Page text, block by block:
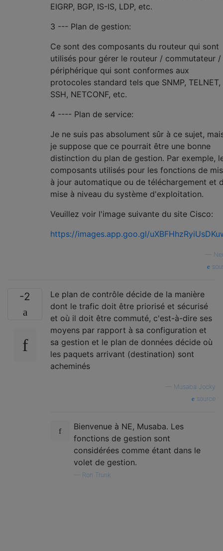
EIGRP, BGP, IS-IS, LDP, etc.
3 --- Plan de gestion:
Ce sont des composants du routeur qui sont
utilisés pour gérer le routeur / commutateur /
périphérique qui sont conformes aux
protocoles standard tels que SNMP, TELNET,
SSH, NETCONF, etc.
4 ---- Plan de service:
Je ne suis pas absolument sûr à ce sujet,
je suppose que ce pourrait être une bonne
distinction du plan de gestion. Par exemple,
composants utilisés pour les fonctions de
à jour automatique ou de téléchargement et
mise à niveau du système d'exploitation.
Veuillez voir l'image suivante du site Cisco:
https://images.app.goo.gl/
-2
Le plan de contrôle décide de la manière
dont le trafic doit être priorisé et sécurisé
et où il doit être commuté, c'est-à-dire ses
moyens par rapport à sa configuration et
sa gestion et le plan de données décide où
les paquets arrivant (destination) sont
acheminés
Musaba Jocky
source
Bienvenue à NE, Musaba. Les
fonctions de gestion sont
considérées comme étant dans le
volet de gestion.
Ron Trunk